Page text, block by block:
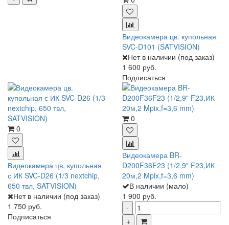
Видеокамера цв. купольная
SVC-D101 (SATVISION)
Нет в наличии (под заказ)
1 600 руб.
Подписаться
0
Видеокамера цв. купольная
с ИК SVC-D26 (1/3 nextchip,
650 твл, SATVISION)
Нет в наличии (под заказ)
1 750 руб.
Подписаться
0
Видеокамера BR-
D200F36F23 (1/2,9" F23,ИК
20м,2 Mpix,f=3,6 mm)
В наличии (мало)
1 900 руб.